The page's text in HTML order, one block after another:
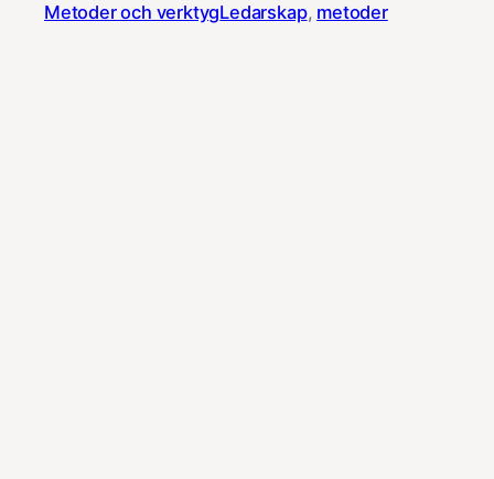
Metoder och verktygLedarskap, metoder